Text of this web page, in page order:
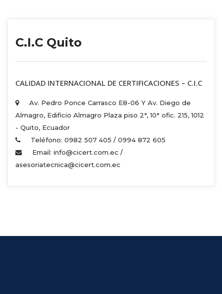
C.I.C Quito
CALIDAD INTERNACIONAL DE CERTIFICACIONES – C.I.C
Av. Pedro Ponce Carrasco E8-06 Y Av. Diego de
Almagro, Edificio Almagro Plaza piso 2°, 10° ofic. 215, 1012
- Quito, Ecuador
Teléfono: 0982 507 405 / 0994 872 605
Email: info@cicert.com.ec /
asesoriatecnica@cicert.com.ec